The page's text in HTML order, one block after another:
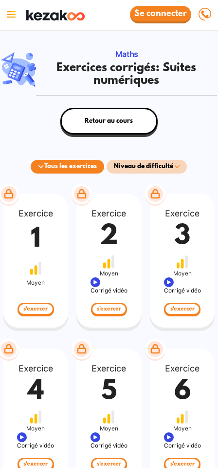
Se connecter
Maths
Exercices corrigés: Suites
numériques
Tous les exercices Niveau de difficulté
Retour au cours
Exercice
1
Moyen
s'exercer
Exercice
2
Moyen
Corrigé vidéo
s'exercer
Exercice
3
Moyen
Corrigé vidéo
s'exercer
Exercice
4
Moyen
Corrigé vidéo
s'exercer
Exercice
5
Moyen
Corrigé vidéo
s'exercer
Exercice
6
Moyen
Corrigé vidéo
s'exercer